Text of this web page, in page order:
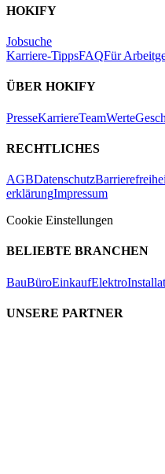
HOKIFY
Jobsuche
Karriere-TippsFAQFür
ÜBER HOKIFY
PresseKarriereTeamWerte
RECHTLICHES
AGBDatenschutz
erklärungImpressum
Cookie Einstellungen
BELIEBTE BRANCHEN
BauBüroEinkaufElektro
UNSERE PARTNER